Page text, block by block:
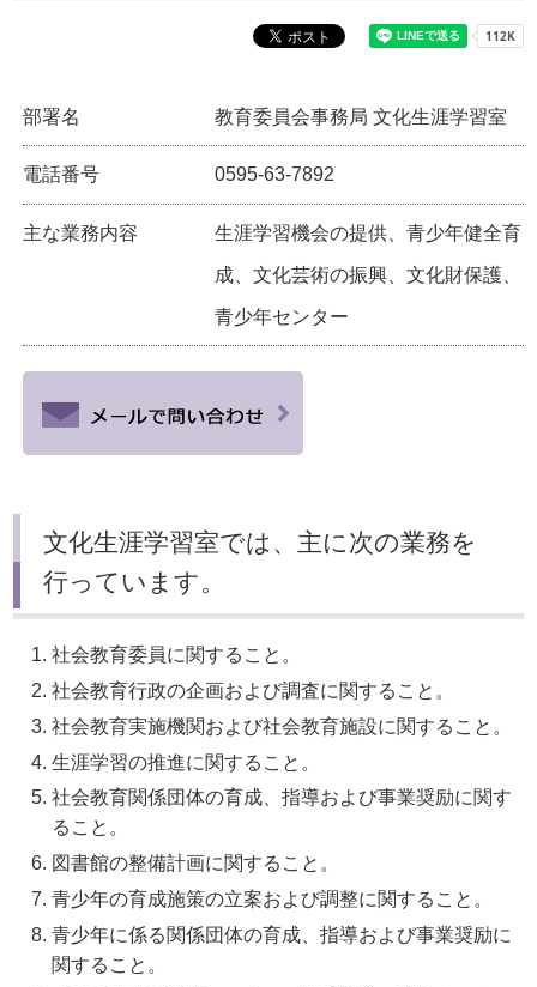
部署名 教育委員会事務局 文化生涯学習室
電話番号 0595-63-7892
主な業務内容 生涯学習機会の提供、青少年健全育
成、文化芸術の振興、文化財保護、
青少年センター
文化生涯学習室では、主に次の業務を
行っています。
社会教育委員に関すること。
社会教育行政の企画および調査に関すること。
社会教育実施機関および社会教育施設に関すること。
生涯学習の推進に関すること。
社会教育関係団体の育成、指導および事業奨励に関す
ること。
図書館の整備計画に関すること。
青少年の育成施策の立案および調整に関すること。
青少年に係る関係団体の育成、指導および事業奨励に
関すること。